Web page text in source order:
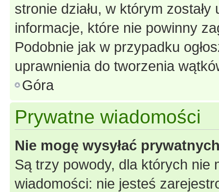
stronie działu, w którym
informacje, które nie powinny
Podobnie jak w przypadku
uprawnienia do tworzenia
Góra
Prywatne wiadomości
Nie mogę wysyłać
Są trzy powody, dla których nie
wiadomości: nie jesteś